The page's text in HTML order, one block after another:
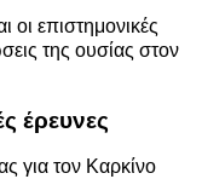
οι επιστημονικές
της ουσίας στον
έρευνες
για τον Καρκίνο